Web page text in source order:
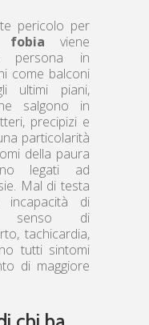
pericolo per
fobia viene
persona in
come balconi
ultimi piani,
salgono in
precipizi e
particolarità
della paura
legati ad
Mal di testa
incapacità di
senso di
tachicardia,
tutti sintomi
di maggiore